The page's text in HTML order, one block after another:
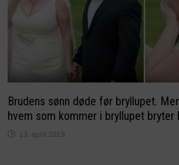
Brudens sønn døde før bryllupet.
hvem som kommer i bryllupet bryter
13. april 2019